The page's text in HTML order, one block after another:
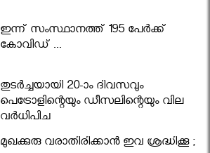
ഇന്ന് സംസ്ഥാനത്ത് 195 പേര്‍ക്ക്
കോവിഡ് ...
തുടർച്ചയായി 20-ാം ദിവസവും
പെട്രോളിന്റെയും ഡീസലിന്റെയും വില
വര്‍ധിപ്പിച്ചു
മുഖക്കുരു വരാതിരിക്കാന്‍ ഇവ ശ്രദ്ധിക്കൂ ;